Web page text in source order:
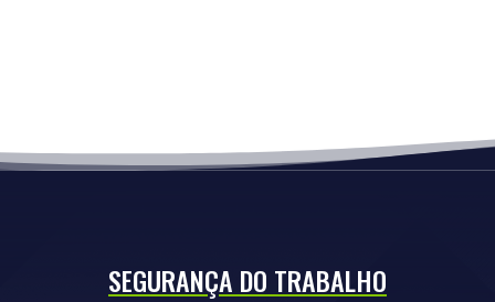
SEGURANÇA DO TRABALHO